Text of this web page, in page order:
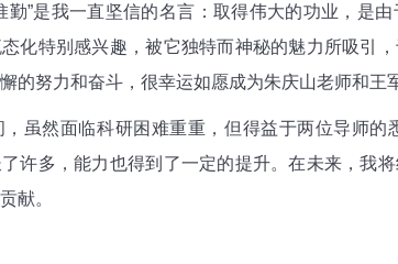
勤”是我一直坚信的名言：取得伟大的功业，是
化特别感兴趣，被它独特而神秘的魅力所吸引
的努力和奋斗，很幸运如愿成为朱庆山老师和王
虽然面临科研困难重重，但得益于两位导师
许多，能力也得到了一定的提升。在未来，我
献。